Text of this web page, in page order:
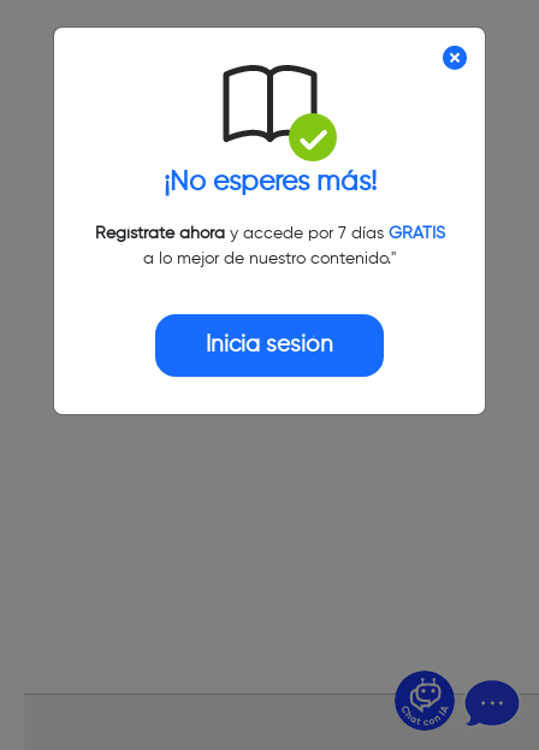
¡No esperes más!
Regístrate ahoray accede por 7 días GRATIS
a lo mejor de nuestro contenido."
Inicia sesión